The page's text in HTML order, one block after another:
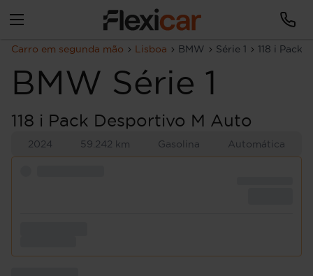
Carro em segunda mão Lisboa BMW Série 1 118 i Pack
BMW Série 1
118 i Pack Desportivo M Auto
2024 59.242 km Gasolina Automática